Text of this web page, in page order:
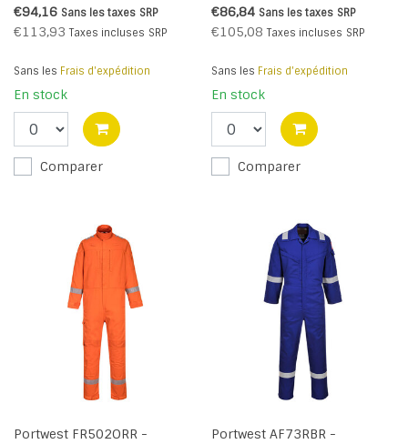
super légère 210g - Navy - R
€94,16 Sans les taxes SRP
€113,93 Taxes incluses SRP
Sans les Frais d'expédition
En stock
Comparer
280g (R)
€86,84 Sans les taxes SRP
€105,08 Taxes incluses SRP
Sans les Frais d'expédition
En stock
Comparer
Portwest FR502ORR -
Portwest AF73RBR -